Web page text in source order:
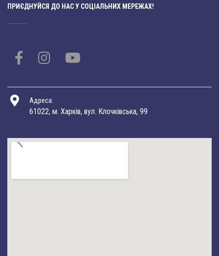
ПРИЄДНУЙСЯ ДО НАС У СОЦІАЛЬНИХ МЕРЕЖАХ!
Адреса:
61022, м. Харків, вул. Клочківська, 99